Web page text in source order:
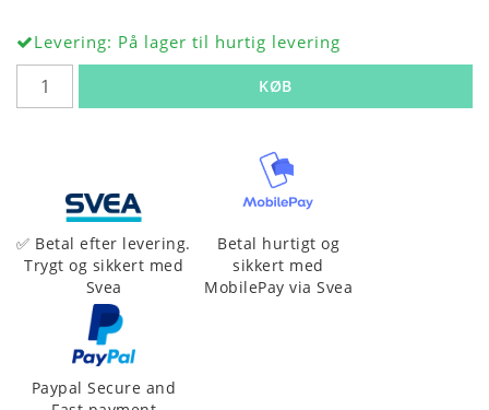
Levering: På lager til hurtig levering
KØB
✅ Betal efter levering.
Trygt og sikkert med
Svea
Betal hurtigt og
sikkert med
MobilePay via Svea
Paypal Secure and